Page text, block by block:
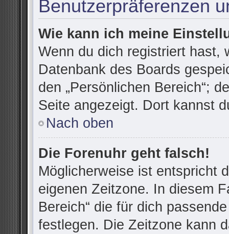
Benutzerpräferenzen
Wie kann ich meine
Wenn du dich registriert hast,
Datenbank des Boards
den „Persönlichen Bereich“;
Seite angezeigt. Dort kannst
Nach oben
Die Forenuhr geht falsch!
Möglicherweise ist entspricht
eigenen Zeitzone. In diesem
Bereich“ die für dich
festlegen. Die Zeitzone kann